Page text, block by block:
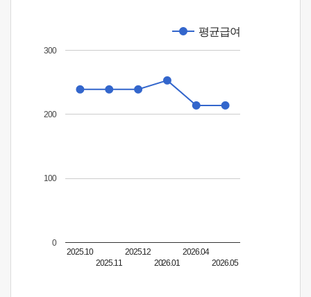
평균급여
2025.10
2025.11
2025.12
2026.01
2026.04
2026.05
0
100
200
300